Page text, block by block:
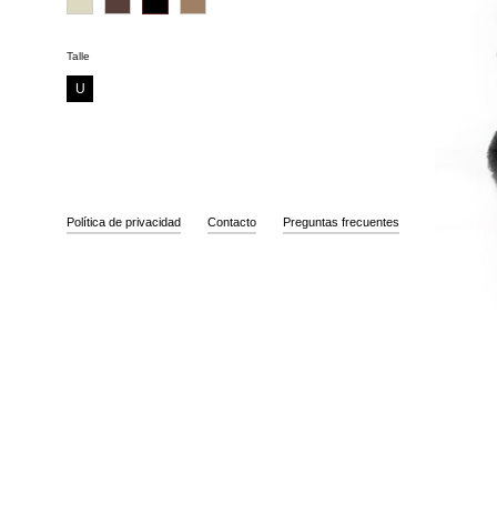
Talle
U
Política de privacidad Contacto Preguntas frecuentes